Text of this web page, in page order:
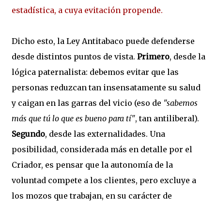
estadística, a cuya evitación propende.
Dicho esto, la Ley Antitabaco puede defenderse
desde distintos puntos de vista. Primero, desde la
lógica paternalista: debemos evitar que las
personas reduzcan tan insensatamente su salud
y caigan en las garras del vicio (eso de "sabemos
más que tú lo que es bueno para tí", tan antiliberal).
Segundo, desde las externalidades. Una
posibilidad, considerada más en detalle por el
Criador, es pensar que la autonomía de la
voluntad compete a los clientes, pero excluye a
los mozos que trabajan, en su carácter de